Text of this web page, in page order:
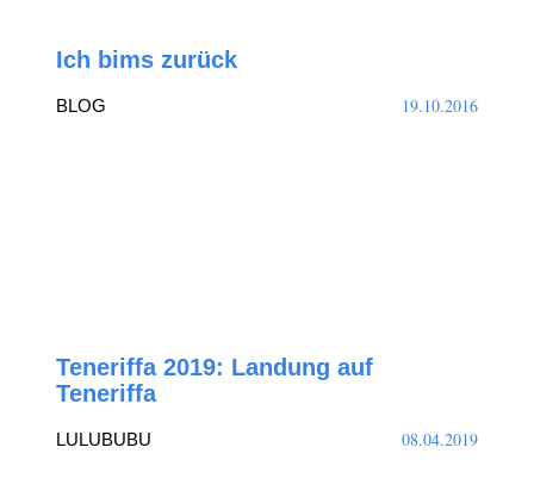
Ich bims zurück
BLOG 19.10.2016
Teneriffa 2019: Landung auf
Teneriffa
LULUBUBU 08.04.2019